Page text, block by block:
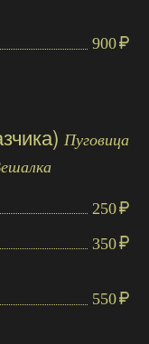
900
Пуговица
250
350
550